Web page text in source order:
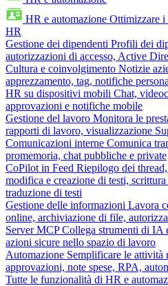
HR e automazione Ottimizzare i
HR
Gestione dei dipendenti Profili dei
autorizzazioni di accesso, Active
Cultura e coinvolgimento Notizie
apprezzamento, tag, notifiche
HR su dispositivi mobili Chat,
approvazioni e notifiche mobile
Gestione del lavoro Monitora le
rapporti di lavoro, visualizzazione
Comunicazioni interne Comunica
promemoria, chat pubbliche e private
CoPilot in Feed Riepilogo dei
modifica e creazione di testi,
traduzione di testi
Gestione delle informazioni Lavora
online, archiviazione di file,
Server MCP Collega strumenti di IA
azioni sicure nello spazio di lavoro
Automazione Semplificare le attività
approvazioni, note spese, RPA,
Tutte le funzionalità di HR e